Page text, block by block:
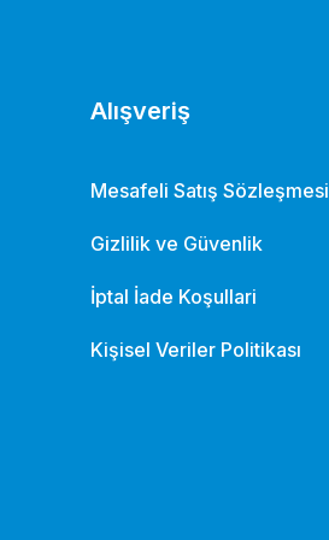
ILCA (Laser) Palanga Fırdöndü
Alışveriş
Mesafeli Satış Sözleşmesi
Gizlilik ve Güvenlik
İptal İade Koşullari
Kişisel Veriler Politikası